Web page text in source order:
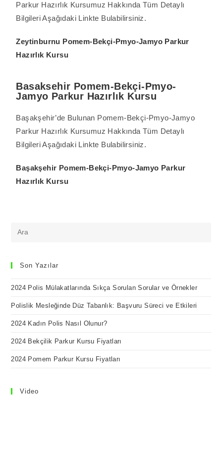
Parkur Hazırlık Kursumuz Hakkında Tüm Detaylı
Bilgileri Aşağıdaki Linkte Bulabilirsiniz.
Zeytinburnu Pomem-Bekçi-Pmyo-Jamyo Parkur
Hazırlık Kursu
Basaksehir Pomem-Bekçi-Pmyo-
Jamyo Parkur Hazırlık Kursu
Başakşehir’de Bulunan Pomem-Bekçi-Pmyo-Jamyo
Parkur Hazırlık Kursumuz Hakkında Tüm Detaylı
Bilgileri Aşağıdaki Linkte Bulabilirsiniz.
Başakşehir Pomem-Bekçi-Pmyo-Jamyo Parkur
Hazırlık Kursu
Son Yazılar
2024 Polis Mülakatlarında Sıkça Sorulan Sorular ve Örnekler
Polislik Mesleğinde Düz Tabanlık: Başvuru Süreci ve Etkileri
2024 Kadın Polis Nasıl Olunur?
2024 Bekçilik Parkur Kursu Fiyatları
2024 Pomem Parkur Kursu Fiyatları
Video